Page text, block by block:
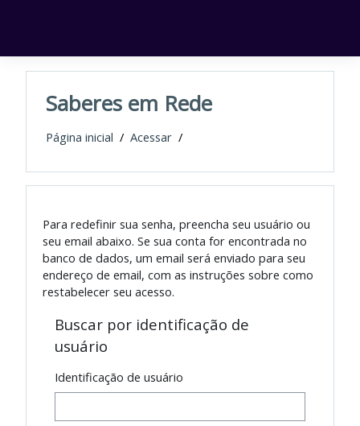
Saberes em Rede
Página inicial / Acessar /
Para redefinir sua senha, preencha seu usuário ou
seu email abaixo. Se sua conta for encontrada no
banco de dados, um email será enviado para seu
endereço de email, com as instruções sobre como
restabelecer seu acesso.
Buscar por identificação de
usuário
Identificação de usuário